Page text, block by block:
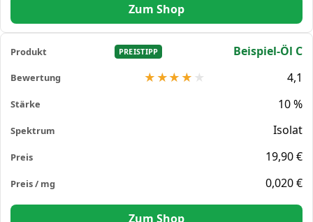
Zum Shop
PREISTIPP
Beispiel-Öl C
4,1
10 %
Isolat
19,90 €
0,020 €
Zum Shop